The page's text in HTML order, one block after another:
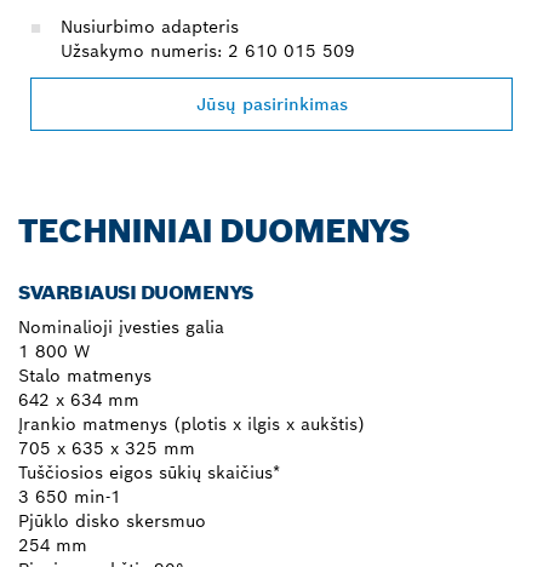
Nusiurbimo adapteris
Užsakymo numeris: 2 610 015 509
Jūsų pasirinkimas
TECHNINIAI DUOMENYS
SVARBIAUSI DUOMENYS
Nominalioji įvesties galia
1 800 W
Stalo matmenys
642 x 634 mm
Įrankio matmenys (plotis x ilgis x aukštis)
705 x 635 x 325 mm
Tuščiosios eigos sūkių skaičius*
3 650 min-1
Pjūklo disko skersmuo
254 mm